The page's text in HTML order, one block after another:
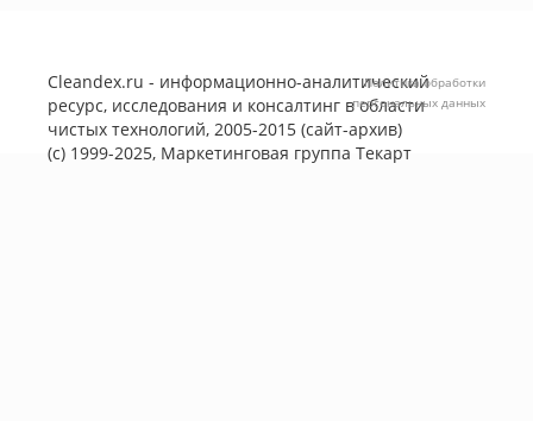
Cleandex.ru - информационно-аналитический
ресурс, исследования и консалтинг в области
чистых технологий, 2005-2015 (сайт-архив)
(с) 1999-2025, Маркетинговая группа Текарт
Политика обработки
персональных данных